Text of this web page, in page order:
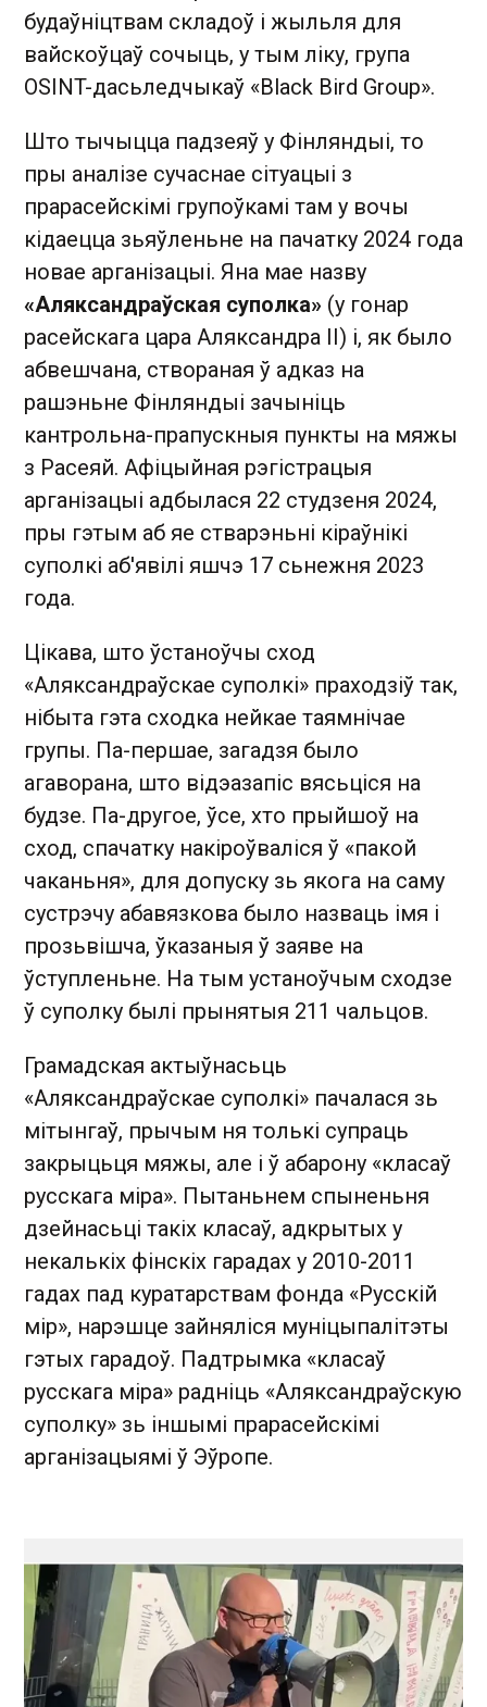
будаўніцтвам складоў і жыльля для
вайскоўцаў сочыць, у тым ліку, група
OSINT-дасьледчыкаў «Black Bird Group».
Што тычыцца падзеяў у Фінляндыі, то
пры аналізе сучаснае сітуацыі з
прарасейскімі групоўкамі там у вочы
кідаецца зьяўленьне на пачатку 2024 года
новае арганізацыі. Яна мае назву
«Аляксандраўская суполка» (у гонар
расейскага цара Аляксандра II) і, як было
абвешчана, створаная ў адказ на
рашэньне Фінляндыі зачыніць
кантрольна-прапускныя пункты на мяжы
з Расеяй. Афіцыйная рэгістрацыя
арганізацыі адбылася 22 студзеня 2024,
пры гэтым аб яе стварэньні кіраўнікі
суполкі аб'явілі яшчэ 17 сьнежня 2023
года.
Цікава, што ўстаноўчы сход
«Аляксандраўскае суполкі» праходзіў так,
нібыта гэта сходка нейкае таямнічае
групы. Па-першае, загадзя было
агаворана, што відэазапіс вясьціся на
будзе. Па-другое, ўсе, хто прыйшоў на
сход, спачатку накіроўваліся ў «пакой
чаканьня», для допуску зь якога на саму
сустрэчу абавязкова было назваць імя і
прозьвішча, ўказаныя ў заяве на
ўступленьне. На тым устаноўчым сходзе
ў суполку былі прынятыя 211 чальцов.
Грамадская актыўнасьць
«Аляксандраўскае суполкі» пачалася зь
мітынгаў, прычым ня толькі супраць
закрыцьця мяжы, але і ў абарону «класаў
русскага міра». Пытаньнем спыненьня
дзейнасьці такіх класаў, адкрытых у
некалькіх фінскіх гарадах у 2010-2011
гадах пад куратарствам фонда «Русскій
мір», нарэшце зайняліся муніцыпалітэты
гэтых гарадоў. Падтрымка «класаў
русскага міра» радніць «Аляксандраўскую
суполку» зь іншымі прарасейскімі
арганізацыямі ў Эўропе.